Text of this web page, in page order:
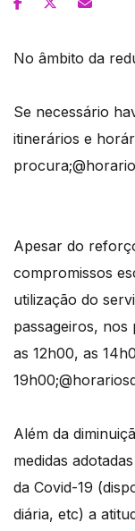
No âmbito da
Se necessário
itinerários e
Apesar do
compromissos
utilização do
passageiros,
as 12h00, as
19h00;
Além da
medidas
da Covid-19
diária, etc) a